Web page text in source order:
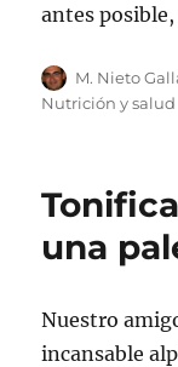
antes
Autor
M. Nieto
Nutrición y salud
una
Nuestro
incansable